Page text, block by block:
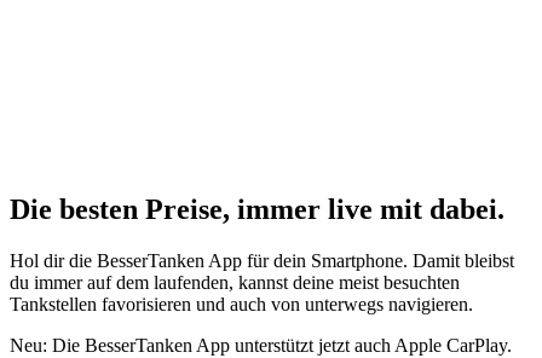
Die besten Preise, immer live mit dabei.
Hol dir die BesserTanken App für dein Smartphone. Damit bleibst
du immer auf dem laufenden, kannst deine meist besuchten
Tankstellen favorisieren und auch von unterwegs navigieren.
Neu: Die BesserTanken App unterstützt jetzt auch Apple CarPlay.